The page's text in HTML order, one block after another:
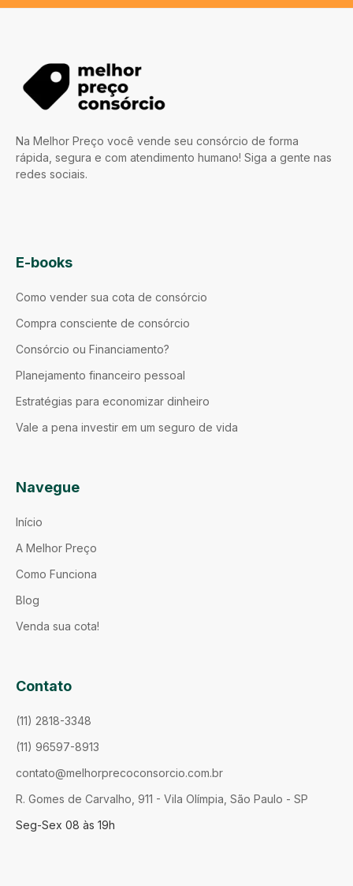
Na Melhor Preço você vende seu consórcio de forma
rápida, segura e com atendimento humano! Siga a gente nas
redes sociais.
E-books
Como vender sua cota de consórcio
Compra consciente de consórcio
Consórcio ou Financiamento?
Planejamento financeiro pessoal
Estratégias para economizar dinheiro
Vale a pena investir em um seguro de vida
Navegue
Início
A Melhor Preço
Como Funciona
Blog
Venda sua cota!
Contato
(11) 2818-3348
(11) 96597-8913
contato@melhorprecoconsorcio.com.br
R. Gomes de Carvalho, 911 - Vila Olímpia, São Paulo - SP
Seg-Sex 08 às 19h